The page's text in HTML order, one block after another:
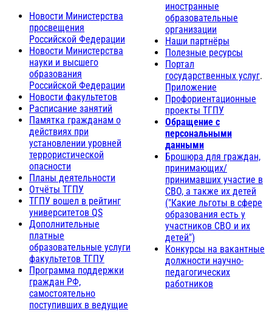
Новости Министерства
просвещения
Российской Федерации
Новости Министерства
науки и высшего
образования
Российской Федерации
Новости факультетов
Расписание занятий
Памятка гражданам о
действиях при
установлении уровней
террористической
опасности
Планы деятельности
Отчёты ТГПУ
ТГПУ вошел в рейтинг
университетов QS
Дополнительные
платные
образовательные услуги
факультетов ТГПУ
Программа поддержки
граждан РФ,
самостоятельно
поступивших в ведущие
иностранные
образовательные
организации
Наши партнёры
Полезные ресурсы
Портал
государственных услуг.
Приложение
Профориентационные
проекты ТГПУ
Обращение с
персональными
данными
Брошюра для граждан,
принимающих/
принимавших участие в
СВО, а также их детей
("Какие льготы в сфере
образования есть у
участников СВО и их
детей")
Конкурсы на вакантные
должности научно-
педагогических
работников